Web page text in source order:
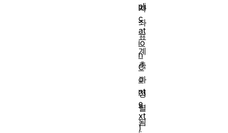
자
좌
표
계
축
과
정
렬
됨
pli
c
at
io
n
C
o
nt
e
xt
)